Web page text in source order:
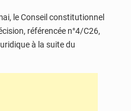
le Conseil constitutionnel
référencée n°4/C26,
à la suite du